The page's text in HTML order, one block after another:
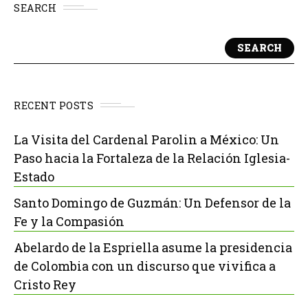
SEARCH
SEARCH
RECENT POSTS
La Visita del Cardenal Parolin a México: Un
Paso hacia la Fortaleza de la Relación Iglesia-
Estado
Santo Domingo de Guzmán: Un Defensor de la
Fe y la Compasión
Abelardo de la Espriella asume la presidencia
de Colombia con un discurso que vivifica a
Cristo Rey